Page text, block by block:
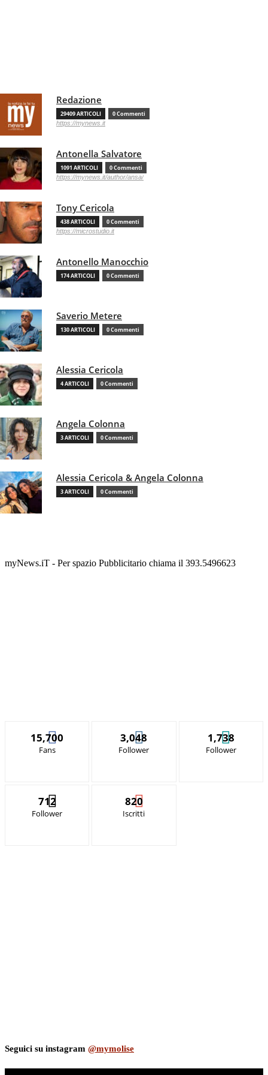
Redazione
29409 ARTICOLI 0 Commenti
https://mynews.it
Antonella Salvatore
1091 ARTICOLI 0 Commenti
https://mynews.it/author/ansa/
Tony Cericola
438 ARTICOLI 0 Commenti
https://microstudio.it
Antonello Manocchio
174 ARTICOLI 0 Commenti
Saverio Metere
130 ARTICOLI 0 Commenti
Alessia Cericola
4 ARTICOLI 0 Commenti
Angela Colonna
3 ARTICOLI 0 Commenti
Alessia Cericola & Angela Colonna
3 ARTICOLI 0 Commenti
myNews.iT - Per spazio Pubblicitario chiama il 393.5496623
15,700
Fans
3,048
Follower
1,738
Follower
712
Follower
820
Iscritti
Seguici su instagram @mymolise